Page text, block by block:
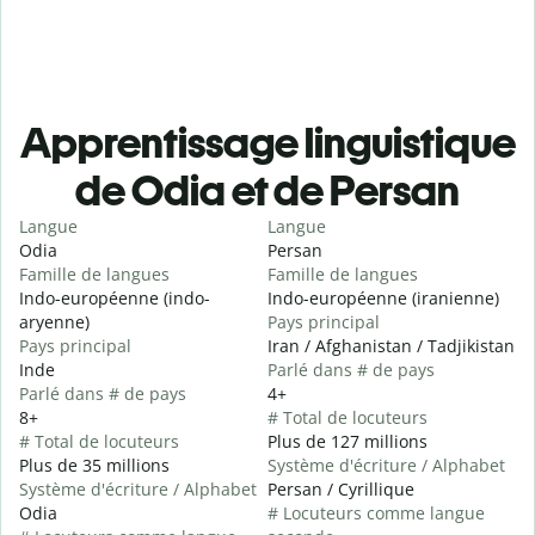
Apprentissage linguistique
de Odia et de Persan
Langue
Odia
Famille de langues
Indo-européenne (indo-
aryenne)
Pays principal
Inde
Parlé dans # de pays
8+
# Total de locuteurs
Plus de 35 millions
Système d'écriture / Alphabet
Odia
Langue
Persan
Famille de langues
Indo-européenne (iranienne)
Pays principal
Iran / Afghanistan / Tadjikistan
Parlé dans # de pays
4+
# Total de locuteurs
Plus de 127 millions
Système d'écriture / Alphabet
Persan / Cyrillique
# Locuteurs comme langue